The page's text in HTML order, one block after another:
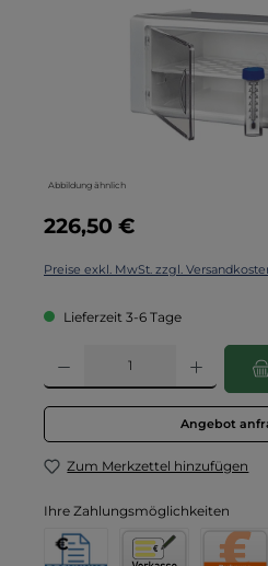
Abbildung ähnlich
Regulärer Preis:
226,50 €
Preise exkl. MwSt. zzgl.
Lieferzeit 3-6 Tage
Produkt Anzahl: Gib den
Angebot
Zum Merkzettel hinzufügen
Ihre Zahlungsmöglichkeiten